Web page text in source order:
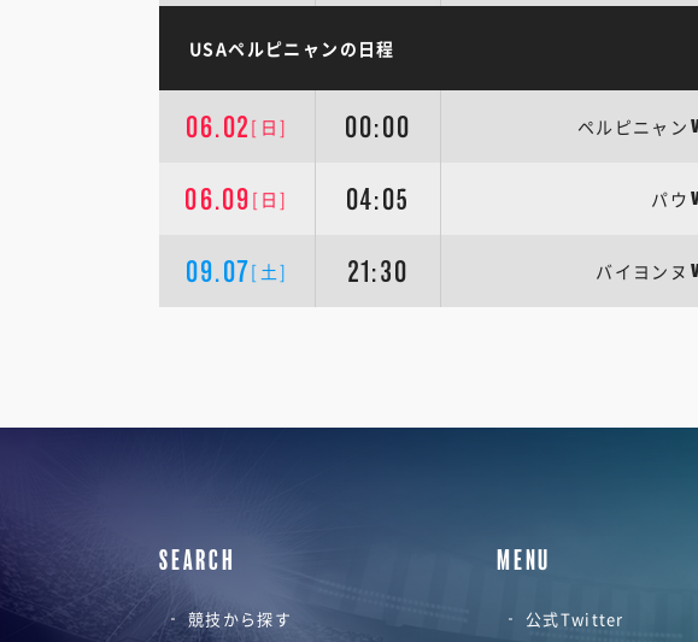
USAペルピニャンの日程
06.02 [日] 00:00 ペルピニャン
06.09 [日] 04:05 パウ
09.07[土] 21:30 バイヨンヌ
SEARCH
競技から探す
MENU
公式Twitter